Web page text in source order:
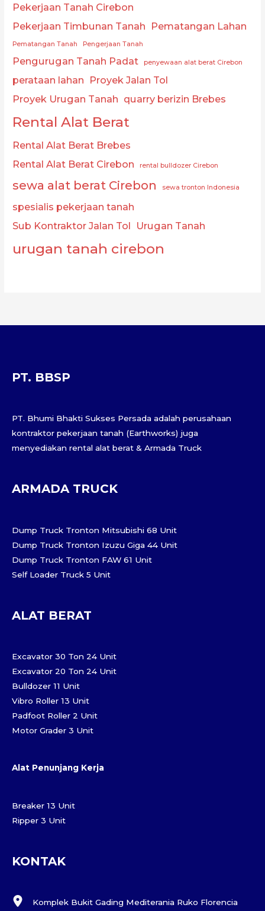
Pekerjaan Tanah Cirebon
Pekerjaan Timbunan Tanah Pematangan Lahan
Pematangan Tanah Pengerjaan Tanah
Pengurugan Tanah Padat penyewaan alat berat Cirebon
perataan lahan Proyek Jalan Tol
Proyek Urugan Tanah quarry berizin Brebes
Rental Alat Berat
Rental Alat Berat Brebes
Rental Alat Berat Cirebon
rental bulldozer Cirebon
sewa alat berat Cirebon sewa tronton Indonesia
spesialis pekerjaan tanah
Sub Kontraktor Jalan Tol Urugan Tanah
urugan tanah cirebon
PT. BBSP
PT. Bhumi Bhakti Sukses Persada adalah perusahaan
kontraktor pekerjaan tanah (Earthworks) juga
menyediakan rental alat berat & Armada Truck
ARMADA TRUCK
Dump Truck Tronton Mitsubishi 68 Unit
Dump Truck Tronton Izuzu Giga 44 Unit
Dump Truck Tronton FAW 61 Unit
Self Loader Truck 5 Unit
ALAT BERAT
Excavator 30 Ton 24 Unit
Excavator 20 Ton 24 Unit
Bulldozer 11 Unit
Vibro Roller 13 Unit
Padfoot Roller 2 Unit
Motor Grader 3 Unit
Alat Penunjang Kerja
Breaker 13 Unit
Ripper 3 Unit
KONTAK
Komplek Bukit Gading Mediterania Ruko Florencia